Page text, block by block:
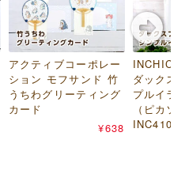
アクティブコーポレー
ション モフサンド 竹
うちわグリーティング
カード
¥638
INCHIC
ダックス
プルイラ
（ピカソ
INC41081